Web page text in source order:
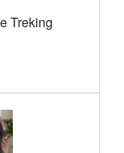
Treking